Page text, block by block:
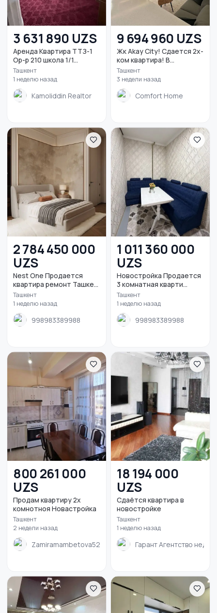
3 631 890 UZS
Аренда Квартира ТТЗ-1
Ор-р 210 школа 1/1...
Ташкент
1 неделю назад
Kamoliddin Realtor
9 694 960 UZS
Жк Akay City! Сдается 2х-
ком квартира! В...
Ташкент
3 недели назад
Comfort Home
2 784 450 000
UZS
Nest One Продается
квартира ремонт Ташке...
Ташкент
1 неделю назад
998983389988
1 011 360 000
UZS
Новостройка Продается
3 комнатная кварти...
Ташкент
1 неделю назад
998983389988
800 261 000
UZS
Продам квартиру 2х
комнотноя Новастройка
Ташкент
2 недели назад
Zamiramambetova525
18 194 000
UZS
Сдаётся квартира в
новостройке
Ташкент
1 неделю назад
Гарант Агентство